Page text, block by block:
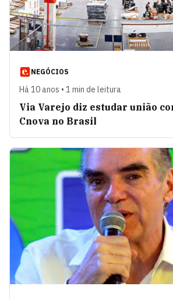
NEGÓCIOS
Há 10 anos • 1 min de leitura
Via Varejo diz estudar união
Cnova no Brasil